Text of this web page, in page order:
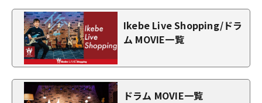
Ikebe Live Shopping/ドラ
ム MOVIE一覧
ドラム MOVIE一覧